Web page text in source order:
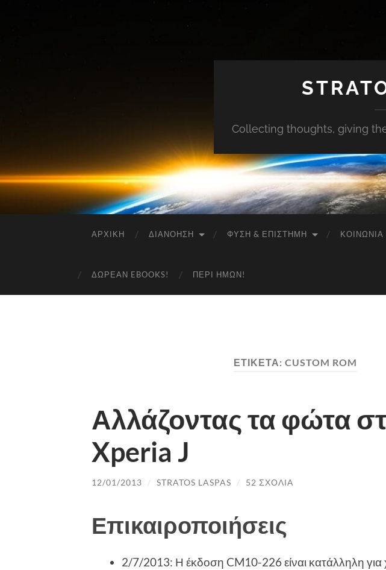
Collecting thoughts, giving
ΑΡΧΙΚΉ ΔΙΑΝΌΗΣΗ ΦΎΣΗ & ΕΠΙΣΤΉΜΗ ΚΟΙΝΩΝΊΑ
ΔΩΡΕΆΝ EBOOKS! ΠΕΡΊ ΗΜΏΝ!
ΕΤΙΚΈΤΑ: CUSTOM ROM
Αλλάζοντας τα φώτα
Xperia J
12/01/2013 / STRATOS LASPAS / 52 ΣΧΌΛΙΑ
Επικαιροποιήσεις
2/7/2013: Η έκδοση CM10-226 είναι κατάλληλη για